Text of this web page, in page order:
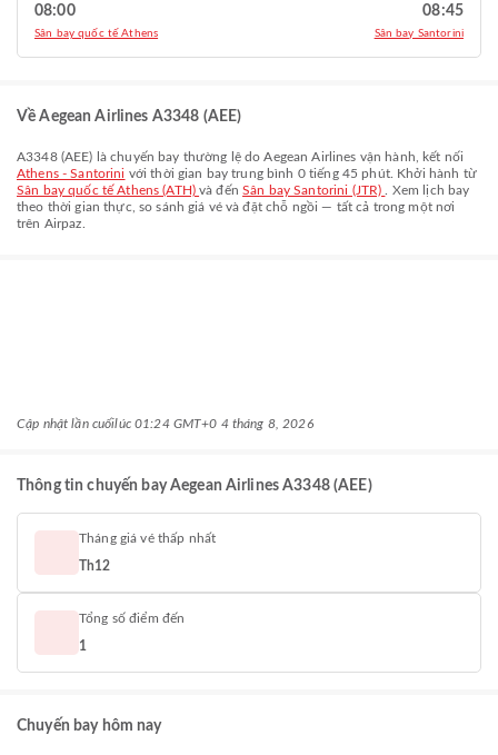
08:00
Sân bay quốc tế Athens
08:45
Sân bay Santorini
Về Aegean Airlines A3348 (AEE)
A3348(AEE) là chuyến bay thường lệ doAegean Airlines vận hành, kết nối
Athens - Santorini với thời gian bay trung bình 0 tiếng 45 phút. Khởi hành từ
Sân bay quốc tế Athens (ATH)và đếnSân bay Santorini (JTR)
. Xem lịch bay
theo thời gian thực, so sánh giá vé và đặt chỗ ngồi — tất cả trong một nơi
trên Airpaz.
Cập nhật lần cuốilúc 01:24 GMT+0 4 tháng 8, 2026
Thông tin chuyến bay Aegean Airlines A3348 (AEE)
Tháng giá vé thấp nhất
Th12
Tổng số điểm đến
1
Chuyến bay hôm nay